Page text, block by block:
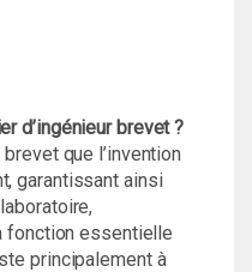
d’ingénieur brevet ?
que l’invention
garantissant ainsi
fonction essentielle
principalement à